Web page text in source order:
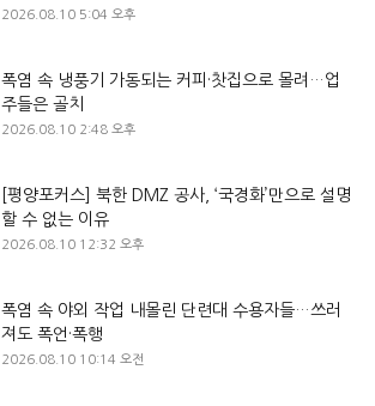
2026.08.10 5:04 오후
폭염 속 냉풍기 가동되는 커피·찻집으로 몰려…업
주들은 골치
2026.08.10 2:48 오후
[평양포커스] 북한 DMZ 공사, ‘국경화’만으로 설명
할 수 없는 이유
2026.08.10 12:32 오후
폭염 속 야외 작업 내몰린 단련대 수용자들…쓰러
져도 폭언·폭행
2026.08.10 10:14 오전